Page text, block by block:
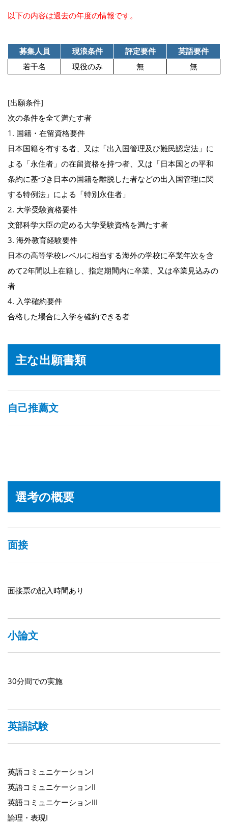
以下の内容は過去の年度の情報です。
募集人員 現浪条件 評定要件
英語要件
若干名
現役のみ 無 無
[出願条件]
次の条件を全て満たす者
1. 国籍・在留資格要件
日本国籍を有する者、又は「出入国管理及び難民認定法」に
よる「永住者」の在留資格を持つ者、又は「日本国との平和
条約に基づき日本の国籍を離脱した者などの出入国管理に関
する特例法」による「特別永住者」
2. 大学受験資格要件
文部科学大臣の定める大学受験資格を満たす者
3. 海外教育経験要件
日本の高等学校レベルに相当する海外の学校に卒業年次を含
めて2年間以上在籍し、指定期間内に卒業、又は卒業見込みの
者
4. 入学確約要件
合格した場合に入学を確約できる者
主な出願書類
自己推薦文
選考の概要
面接
面接票の記入時間あり
小論文
30分間での実施
英語試験
英語コミュニケーションI
英語コミュニケーションII
英語コミュニケーションIII
論理・表現I